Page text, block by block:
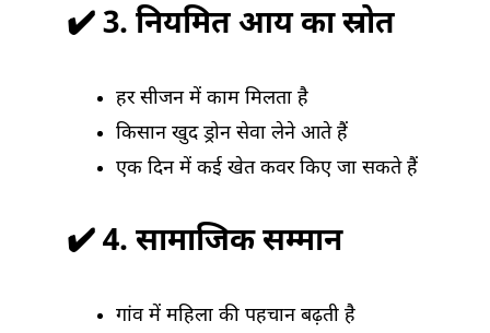
✔️ 3. नियमित आय का स्रोत
हर सीजन में काम मिलता है
किसान खुद ड्रोन सेवा लेने आते हैं
एक दिन में कई खेत कवर किए जा सकते हैं
✔️ 4. सामाजिक सम्मान
गांव में महिला की पहचान बढ़ती है